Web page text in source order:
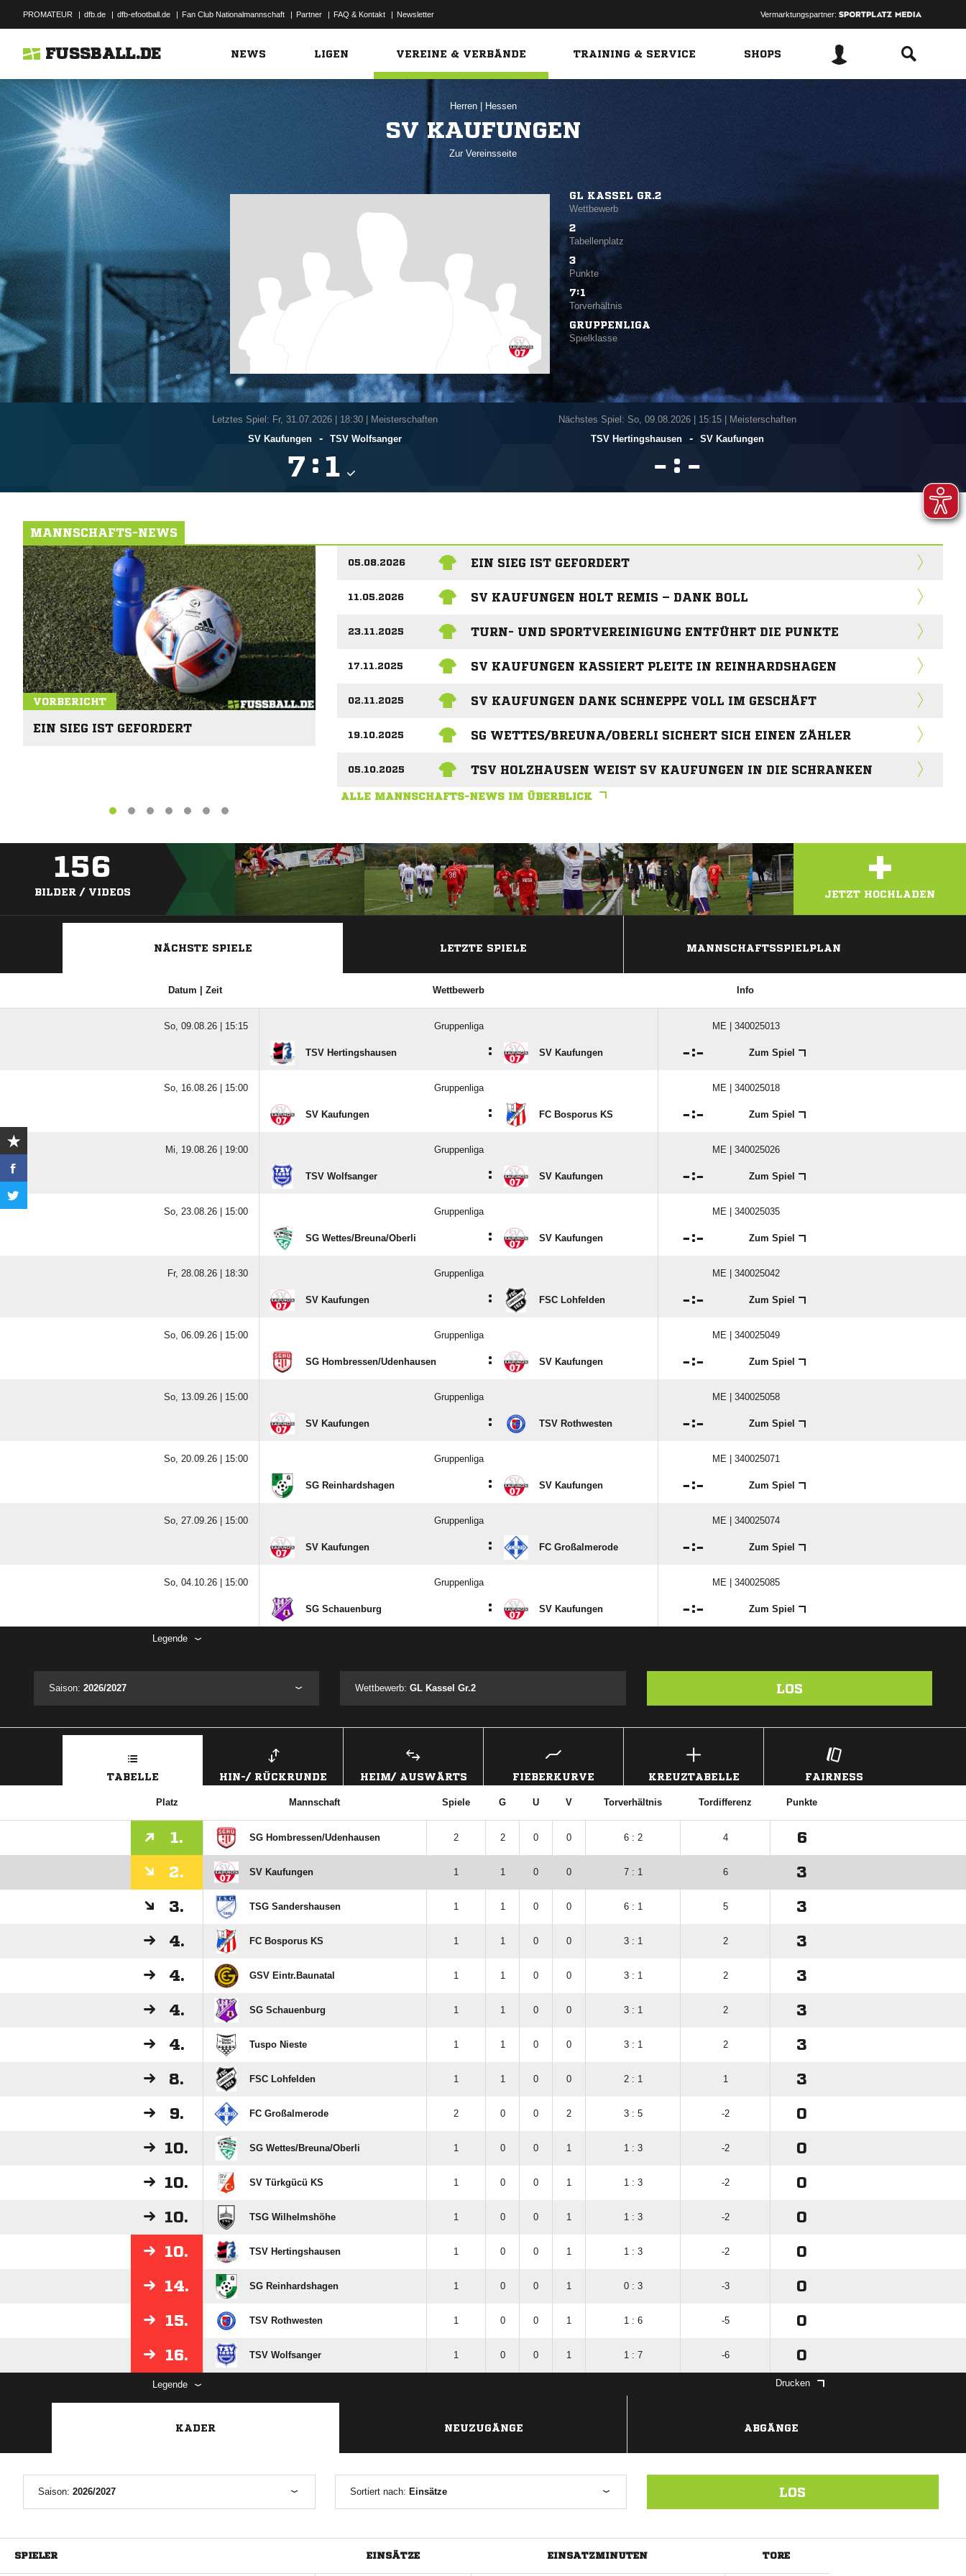
PROMATEUR | dfb.de | dfb-efootball.de | Fan Club Nationalmannschaft | Partner | FAQ & Kontakt | Newsletter Vermarktungspartner:
FUSSBALL.DE NEWS LIGEN VEREINE & VERBÄNDE TRAINING & SERVICE SHOPS
Herren Hessen
SV KAUFUNGEN
Zur Vereinsseite
GL KASSEL GR.2
Wettbewerb
2
Tabellenplatz
3
Punkte
7:1
Torverhältnis
GRUPPENLIGA
Spielklasse
Letztes Spiel: Fr, 31.07.2026
18:30 | Meisterschaften
SV Kaufungen
- TSV Wolfsanger
 : 
Nächstes Spiel: So, 09.08.2026| 15:15 | Meisterschaften
TSV Hertingshausen
- SV Kaufungen
 : 
MANNSCHAFTS-NEWS
VORBERICHT
EIN SIEG IST GEFORDERT
05.08.2026 EIN SIEG IST GEFORDERT
11.05.2026 SV KAUFUNGEN HOLT REMIS – DANK BOLL
23.11.2025 TURN- UND SPORTVEREINIGUNG ENTFÜHRT DIE PUNKTE
17.11.2025 SV KAUFUNGEN KASSIERT PLEITE IN REINHARDSHAGEN
02.11.2025 SV KAUFUNGEN DANK SCHNEPPE VOLL IM GESCHÄFT
19.10.2025 SG WETTES/BREUNA/OBERLI SICHERT SICH EINEN ZÄHLER
05.10.2025 TSV HOLZHAUSEN WEIST SV KAUFUNGEN IN DIE SCHRANKEN
ALLE MANNSCHAFTS-NEWS IM ÜBERBLICK
156
BILDER / VIDEOS +
JETZT HOCHLADEN
NÄCHSTE SPIELE LETZTE SPIELE MANNSCHAFTSSPIELPLAN
Datum | Zeit Wettbewerb Info
So, 09.08.26 | 15:15 Gruppenliga ME | 340025013
TSV Hertingshausen : SV Kaufungen : Zum Spiel
So, 16.08.26 | 15:00 Gruppenliga ME | 340025018
SV Kaufungen : FC Bosporus KS : Zum Spiel
Mi, 19.08.26 | 19:00 Gruppenliga ME | 340025026
TSV Wolfsanger : SV Kaufungen : Zum Spiel
So, 23.08.26 | 15:00 Gruppenliga ME | 340025035
SG Wettes/​Breuna/​Oberli : SV Kaufungen : Zum Spiel
Fr, 28.08.26 | 18:30 Gruppenliga ME | 340025042
SV Kaufungen : FSC Lohfelden : Zum Spiel
So, 06.09.26 | 15:00 Gruppenliga ME | 340025049
SG Hombressen/​Udenhausen : SV Kaufungen : Zum Spiel
So, 13.09.26 | 15:00 Gruppenliga ME | 340025058
SV Kaufungen : TSV Rothwesten : Zum Spiel
So, 20.09.26 | 15:00 Gruppenliga ME | 340025071
SG Reinhardshagen : SV Kaufungen : Zum Spiel
So, 27.09.26 | 15:00 Gruppenliga ME | 340025074
SV Kaufungen : FC Großalmerode : Zum Spiel
So, 04.10.26 | 15:00 Gruppenliga ME | 340025085
SG Schauenburg : SV Kaufungen : Zum Spiel
Legende
Saison: 2026/2027 Wettbewerb:GL Kassel Gr.2 LOS
TABELLE HIN-/ RÜCKRUNDE HEIM/ AUSWÄRTS FIEBERKURVE KREUZTABELLE FAIRNESS
Platz Mannschaft Spiele G U V Torverhältnis Tordifferenz Punkte
1. SG Hombressen/​Udenhausen 2 2 0 0 6 : 2 4 6
2. SV Kaufungen 1 1 0 0 7 : 1 6 3
3. TSG Sandershausen 1 1 0 0 6 : 1 5 3
4. FC Bosporus KS 1 1 0 0 3 : 1 2 3
4. GSV Eintr.Baunatal 1 1 0 0 3 : 1 2 3
4. SG Schauenburg 1 1 0 0 3 : 1 2 3
4. Tuspo Nieste 1 1 0 0 3 : 1 2 3
8. FSC Lohfelden 1 1 0 0 2 : 1 1 3
9. FC Großalmerode 2 0 0 2 3 : 5 -2 0
10. SG Wettes/​Breuna/​Oberli 1 0 0 1 1 : 3 -2 0
10. SV Türkgücü KS 1 0 0 1 1 : 3 -2 0
10. TSG Wilhelmshöhe 1 0 0 1 1 : 3 -2 0
10. TSV Hertingshausen 1 0 0 1 1 : 3 -2 0
14. SG Reinhardshagen 1 0 0 1 0 : 3 -3 0
15. TSV Rothwesten 1 0 0 1 1 : 6 -5 0
16. TSV Wolfsanger 1 0 0 1 1 : 7 -6 0
Legende Drucken
KADER NEUZUGÄNGE ABGÄNGE
Saison: 2026/2027 Sortiert nach: Einsätze LOS
SPIELER EINSÄTZE EINSATZMINUTEN TORE